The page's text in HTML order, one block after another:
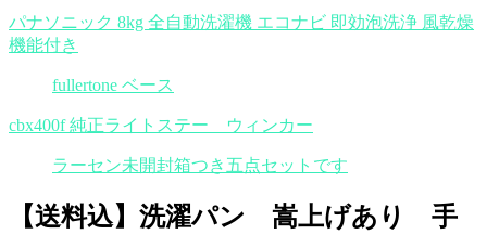
パナソニック 8kg 全自動洗濯機 エコナビ 即効泡洗浄 風乾燥
機能付き
fullertone ベース
cbx400f 純正ライトステー ウィンカー
ラーセン未開封箱つき五点セットです
【送料込】洗濯パン 嵩上げあり 手